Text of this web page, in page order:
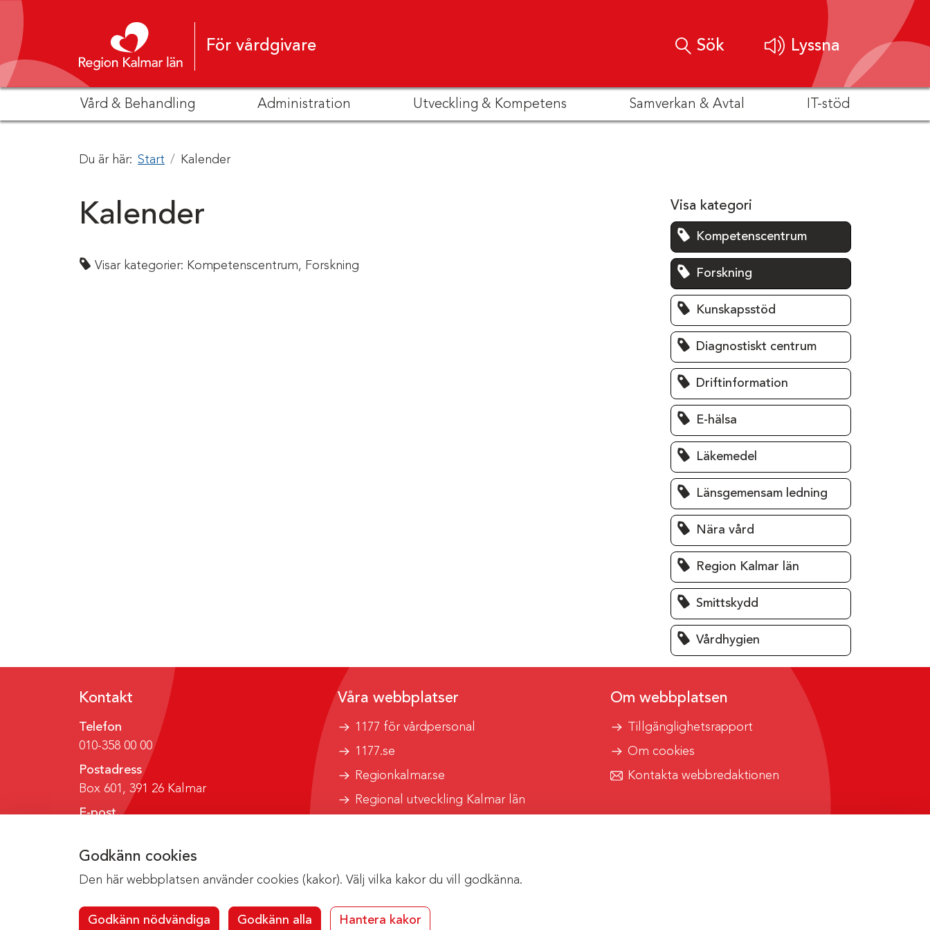
Godkänn cookies
Den här webbplatsen använder cookies (kakor). Välj vilka kakor du vill godkänna.
Godkänn nödvändiga Godkänn alla Hantera kakor
Hoppa till innehåll
För vårdgivare Sök Lyssna
Vård & Behandling Administration Utveckling & Kompetens Samverkan & Avtal IT-stöd
Du är här: Start Kalender
Kalender
Visar kategorier: Kompetenscentrum, Forskning
Visa kategori
Kompetenscentrum
Forskning
Kunskapsstöd
Diagnostiskt centrum
Driftinformation
E-hälsa
Läkemedel
Länsgemensam ledning
Nära vård
Region Kalmar län
Smittskydd
Vårdhygien
Kontakt
Telefon
010-358 00 00
Postadress
Box 601, 391 26 Kalmar
E-post
Våra webbplatser
1177 för vårdpersonal
1177.se
Regionkalmar.se
Regional utveckling Kalmar län
Om webbplatsen
Tillgänglighetsrapport
Om cookies
Kontakta webbredaktionen